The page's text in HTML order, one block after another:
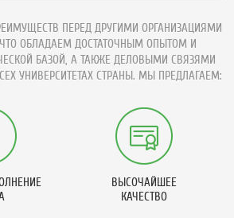
ПЕРЕД ДРУГИМИ ОРГАНИЗАЦИЯМИ
ОБЛАДАЕМ ДОСТАТОЧНЫМ ОПЫТОМ И
БАЗОЙ, А ТАКЖЕ ДЕЛОВЫМИ СВЯЗЯМИ
УНИВЕРСИТЕТАХ СТРАНЫ. МЫ ПРЕДЛАГАЕМ:
ВЫСОЧАЙШЕЕ
КАЧЕСТВО